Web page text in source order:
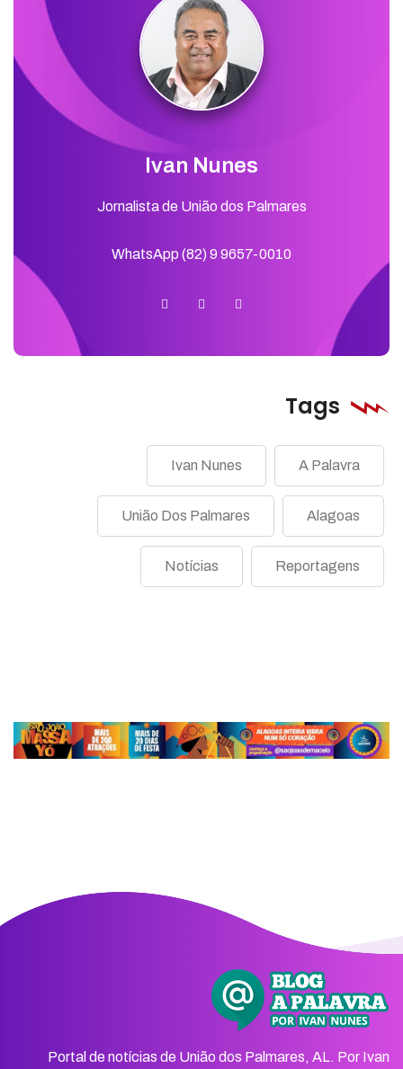
Ivan Nunes
Jornalista de União dos Palmares
WhatsApp (82) 9 9657-0010
Tags
Ivan Nunes A Palavra
União Dos Palmares Alagoas
Notícias Reportagens
Portal de notícias de União dos Palmares, AL. Por Ivan